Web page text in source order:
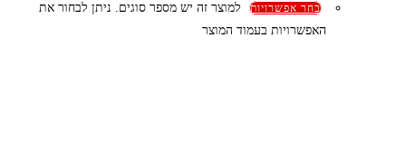
בחר אפשרויות
למוצר זה יש מספר סוגים. ניתן לבחור את
האפשרויות בעמוד המוצר